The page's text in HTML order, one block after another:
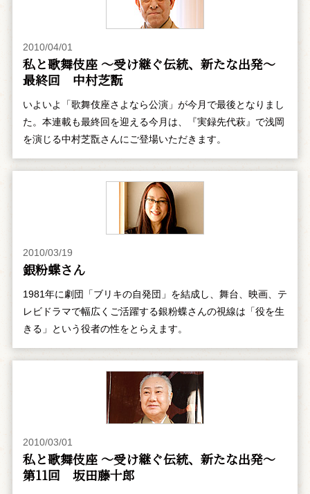
2010/04/01
私と歌舞伎座 ～受け継ぐ伝統、新たな出発～
最終回 中村芝翫
いよいよ「歌舞伎座さよなら公演」が今月で最後となりまし
た。本連載も最終回を迎える今月は、『実録先代萩』で浅岡
を演じる中村芝翫さんにご登場いただきます。
2010/03/19
銀粉蝶さん
1981年に劇団「ブリキの自発団」を結成し、舞台、映画、テ
レビドラマで幅広くご活躍する銀粉蝶さんの視線は「役を生
きる」という役者の性をとらえます。
2010/03/01
私と歌舞伎座 ～受け継ぐ伝統、新たな出発～
第11回 坂田藤十郎